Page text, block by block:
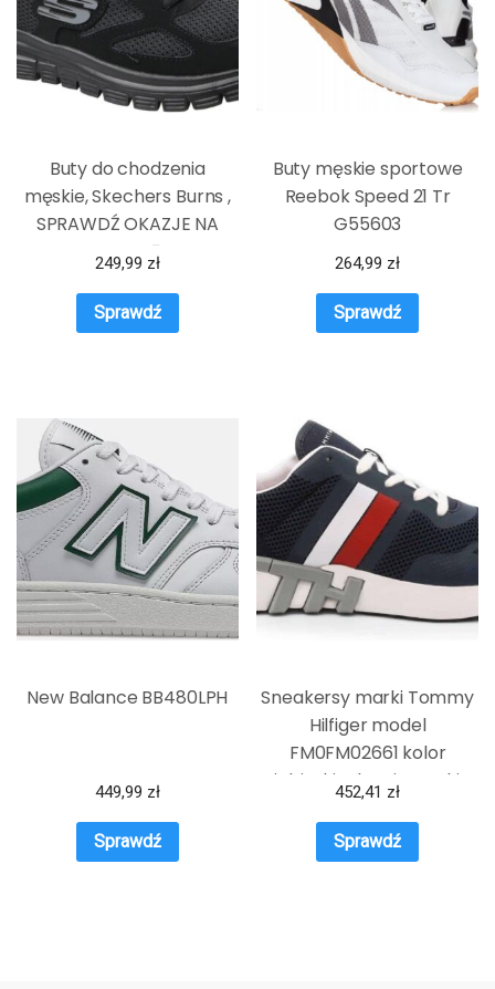
Buty do chodzenia
męskie, Skechers Burns ,
SPRAWDŹ OKAZJE NA
WIOSNĘ
249,99 zł
Sprawdź
Buty męskie sportowe
Reebok Speed 21 Tr
G55603
264,99 zł
Sprawdź
New Balance BB480LPH
449,99 zł
Sprawdź
Sneakersy marki Tommy
Hilfiger model
FM0FM02661 kolor
Niebieski. Obuwie Męskie.
Sezon: Jesień/Zima
452,41 zł
Sprawdź